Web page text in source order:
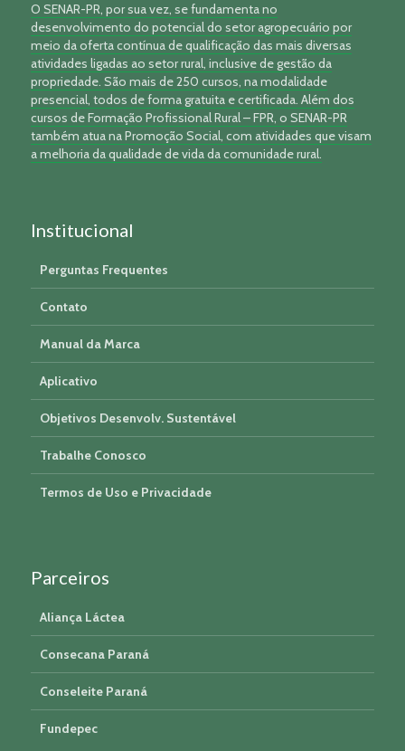
O SENAR-PR, por sua vez, se fundamenta no
desenvolvimento do potencial do setor agropecuário por
meio da oferta contínua de qualificação das mais diversas
atividades ligadas ao setor rural, inclusive de gestão da
propriedade. São mais de 250 cursos, na modalidade
presencial, todos de forma gratuita e certificada. Além dos
cursos de Formação Profissional Rural – FPR, o SENAR-PR
também atua na Promoção Social, com atividades que visam
a melhoria da qualidade de vida da comunidade rural.
Institucional
Perguntas Frequentes
Contato
Manual da Marca
Aplicativo
Objetivos Desenvolv. Sustentável
Trabalhe Conosco
Termos de Uso e Privacidade
Parceiros
Aliança Láctea
Consecana Paraná
Conseleite Paraná
Fundepec